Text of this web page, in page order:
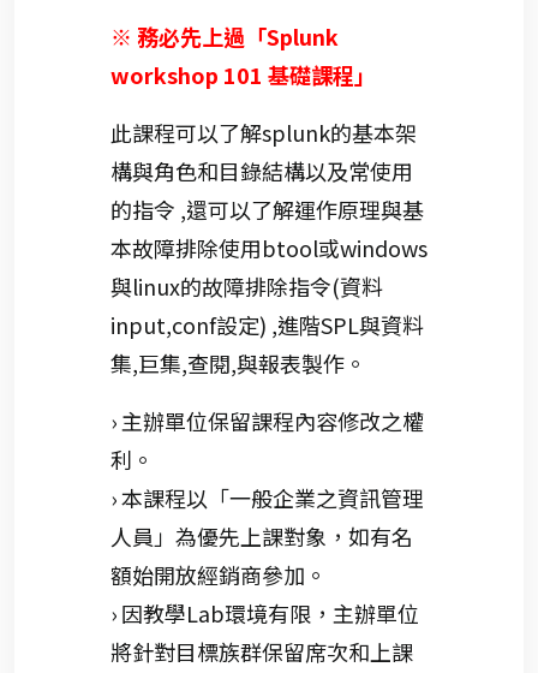
※ 務必先上過「Splunk
workshop 101 基礎課程」
此課程可以了解splunk的基本架
構與角色和目錄結構以及常使用
的指令 ,還可以了解運作原理與基
本故障排除使用btool或windows
與linux的故障排除指令(資料
input,conf設定) ,進階SPL與資料
集,巨集,查閱,與報表製作。
› 主辦單位保留課程內容修改之權
利。
› 本課程以「一般企業之資訊管理
人員」為優先上課對象，如有名
額始開放經銷商參加。
› 因教學Lab環境有限，主辦單位
將針對目標族群保留席次和上課